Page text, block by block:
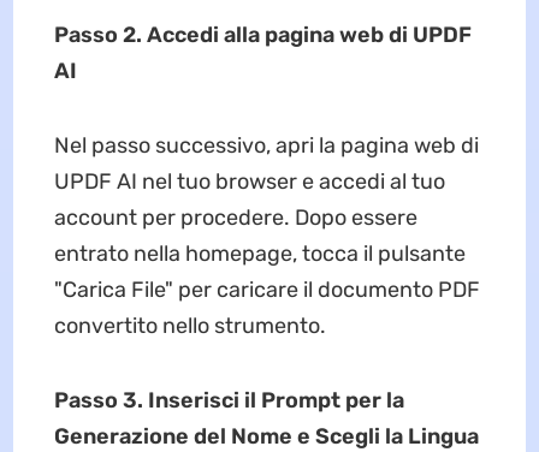
Passo 2. Accedi alla pagina web di UPDF
AI
Nel passo successivo, apri la pagina web di
UPDF AI nel tuo browser e accedi al tuo
account per procedere. Dopo essere
entrato nella homepage, tocca il pulsante
"Carica File" per caricare il documento PDF
convertito nello strumento.
Passo 3. Inserisci il Prompt per la
Generazione del Nome e Scegli la Lingua